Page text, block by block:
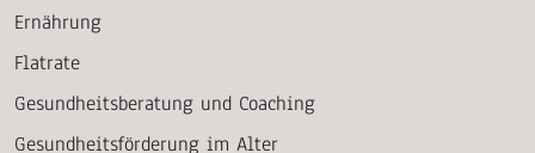
Ernährung
Flatrate
Gesundheitsberatung und Coaching
Gesundheitsförderung im Alter